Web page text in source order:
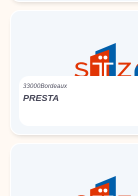
33000Bordeaux
PRESTA